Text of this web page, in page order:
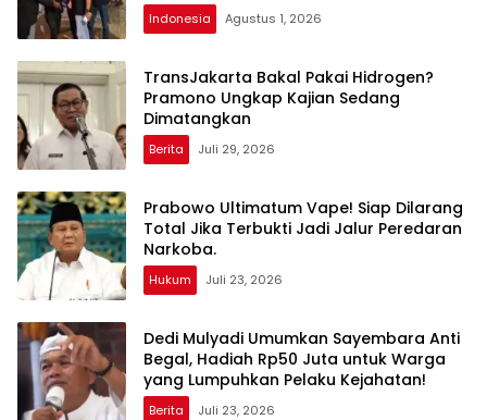
Indonesia Agustus 1, 2026
TransJakarta Bakal Pakai Hidrogen?
Pramono Ungkap Kajian Sedang
Dimatangkan
Berita Juli 29, 2026
Prabowo Ultimatum Vape! Siap Dilarang
Total Jika Terbukti Jadi Jalur Peredaran
Narkoba.
Hukum Juli 23, 2026
Dedi Mulyadi Umumkan Sayembara Anti
Begal, Hadiah Rp50 Juta untuk Warga
yang Lumpuhkan Pelaku Kejahatan!
Berita Juli 23, 2026